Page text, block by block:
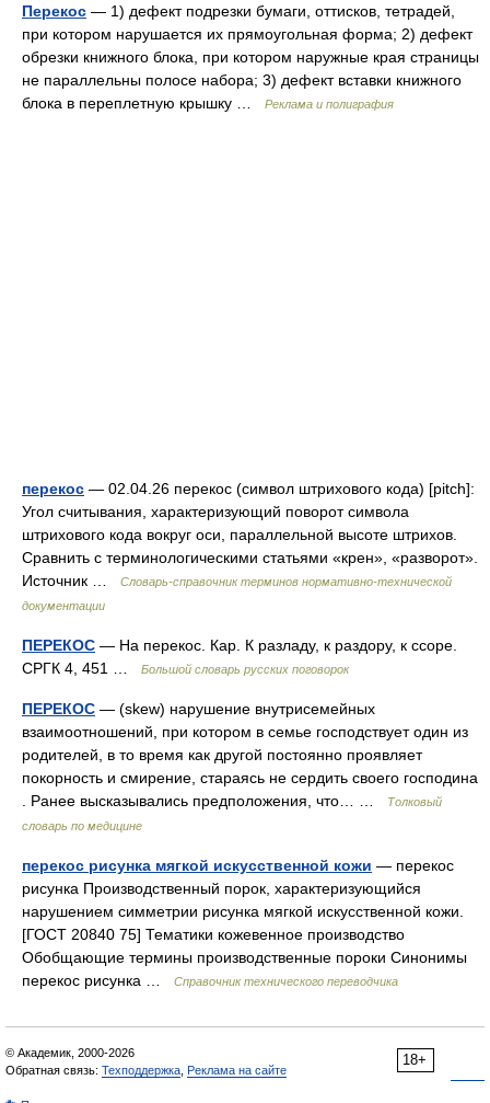
Перекос — 1) дефект подрезки бумаги, оттисков, тетрадей,
при котором нарушается их прямоугольная форма; 2) дефект
обрезки книжного блока, при котором наружные края страницы
не параллельны полосе набора; 3) дефект вставки книжного
блока в переплетную крышку …
Реклама и полиграфия
перекос — 02.04.26 перекос (символ штрихового кода) [pitch]:
Угол считывания, характеризующий поворот символа
штрихового кода вокруг оси, параллельной высоте штрихов.
Сравнить с терминологическими статьями «крен», «разворот».
Источник …
Словарь-справочник терминов нормативно-технической
документации
ПЕРЕКОС — На перекос. Кар. К разладу, к раздору, к ссоре.
СРГК 4, 451 …
Большой словарь русских поговорок
ПЕРЕКОС — (skew) нарушение внутрисемейных
взаимоотношений, при котором в семье господствует один из
родителей, в то время как другой постоянно проявляет
покорность и смирение, стараясь не сердить своего господина
. Ранее высказывались предположения, что… …
Толковый
словарь по медицине
перекос рисунка мягкой искусственной кожи — перекос
рисунка Производственный порок, характеризующийся
нарушением симметрии рисунка мягкой искусственной кожи.
[ГОСТ 20840 75] Тематики кожевенное производство
Обобщающие термины производственные пороки Синонимы
перекос рисунка …
Справочник технического переводчика
18+
© Академик, 2000-2026
Обратная связь: Техподдержка Реклама на сайте